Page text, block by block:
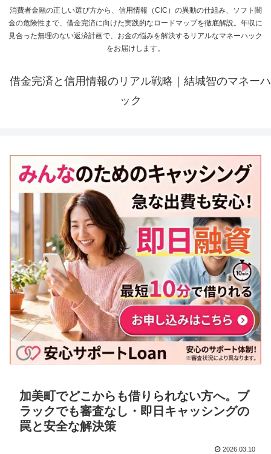
消費者金融の正しい選び方から、信用情報（CIC）の異動の仕組み、ソフト闇
金の危険性まで、借金完済に向けた実践的なロードマップを徹底解説。年収に
見合った無理のない返済計画で、お金の悩みを解決するリアルなマネーハック
をお届けします。
借金完済と信用情報のリアル戦略｜結城智のマネーハ
ック
加美町でどこからも借りられない方へ。ブ
ラックでも審査なし・即日キャッシングの
罠と安全な解決策
2026.03.10